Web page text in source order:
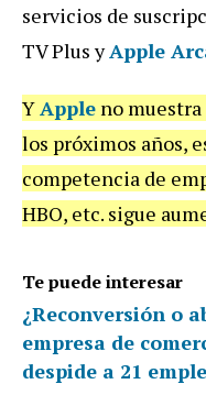
servicios de
TV Plus yApple
YApple no
los próximos años,
competencia de
HBO, etc. sigue
Te puede interesar
¿Reconversión o
empresa de
despide a 21